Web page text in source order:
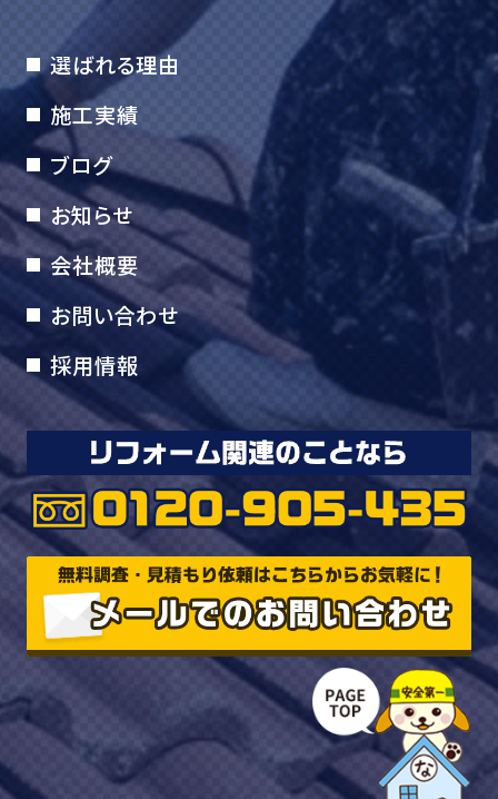
選ばれる理由
施工実績
ブログ
お知らせ
会社概要
お問い合わせ
採用情報